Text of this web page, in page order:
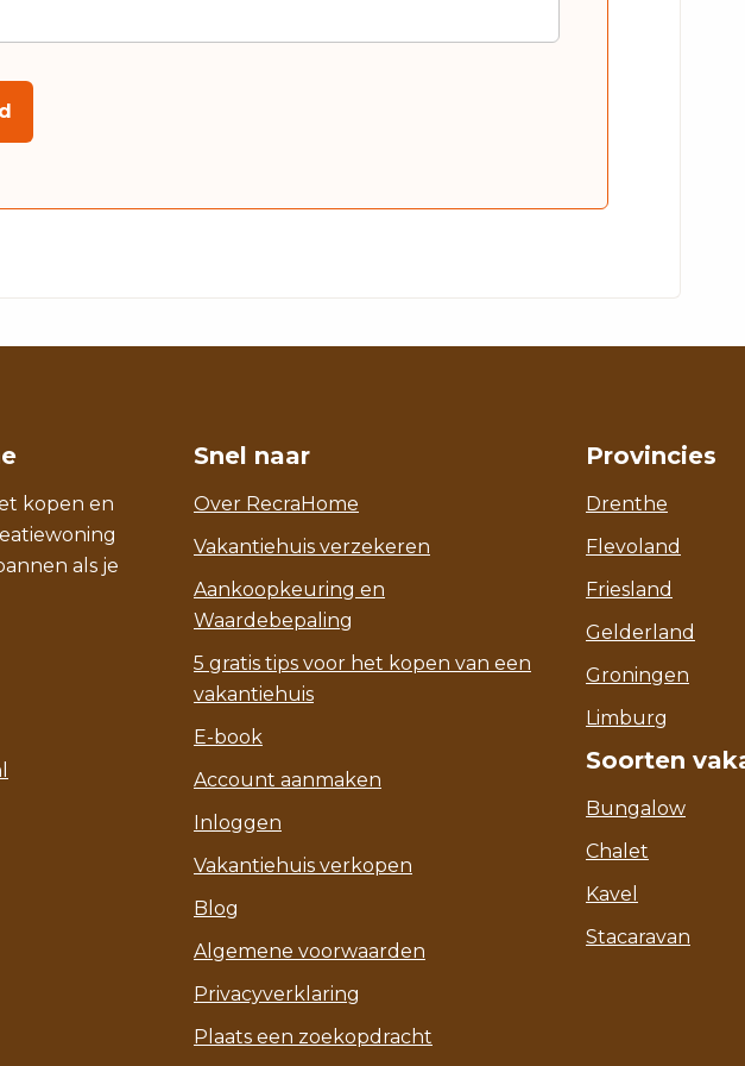
kopen en
als je
Snel naar
Over RecraHome
Vakantiehuis verzekeren
Aankoopkeuring en
Waardebepaling
5 gratis tips voor het kopen van een
vakantiehuis
E-book
Account aanmaken
Inloggen
Vakantiehuis verkopen
Blog
Algemene voorwaarden
Privacyverklaring
Plaats een zoekopdracht
Provincies
Drenthe
Flevoland
Friesland
Gelderland
Groningen
Limburg
Soorten
Bungalow
Chalet
Kavel
Stacaravan